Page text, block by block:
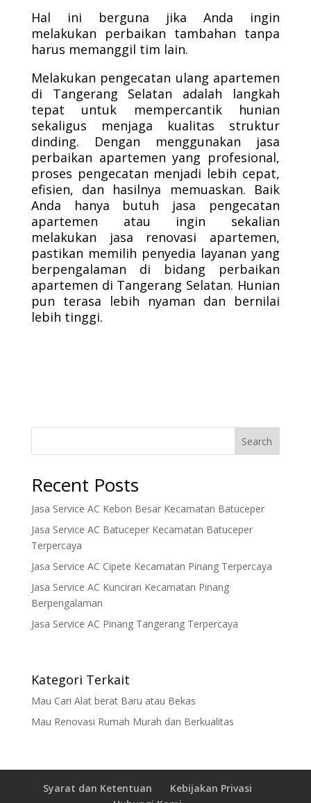
Hal ini berguna jika Anda ingin
melakukan perbaikan tambahan tanpa
harus memanggil tim lain.
Melakukan pengecatan ulang apartemen
di Tangerang Selatan adalah langkah
tepat untuk mempercantik hunian
sekaligus menjaga kualitas struktur
dinding. Dengan menggunakan jasa
perbaikan apartemen yang profesional,
proses pengecatan menjadi lebih cepat,
efisien, dan hasilnya memuaskan. Baik
Anda hanya butuh jasa pengecatan
apartemen atau ingin sekalian
melakukan jasa renovasi apartemen,
pastikan memilih penyedia layanan yang
berpengalaman di bidang perbaikan
apartemen di Tangerang Selatan. Hunian
pun terasa lebih nyaman dan bernilai
lebih tinggi.
Search
Recent Posts
Jasa Service AC Kebon Besar Kecamatan Batuceper
Jasa Service AC Batuceper Kecamatan Batuceper
Terpercaya
Jasa Service AC Cipete Kecamatan Pinang Terpercaya
Jasa Service AC Kunciran Kecamatan Pinang
Berpengalaman
Jasa Service AC Pinang Tangerang Terpercaya
Kategori Terkait
Mau Cari Alat berat Baru atau Bekas
Mau Renovasi Rumah Murah dan Berkualitas
Syarat dan Ketentuan
Kebijakan Privasi